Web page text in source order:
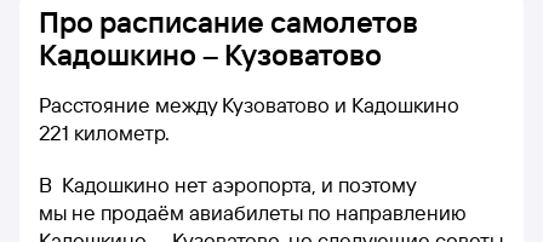
Про расписание самолетов
Кадошкино – Кузоватово
Расстояние между Кузоватово и Кадошкино
221 километр.
В Кадошкино нет аэропорта, и поэтому
мы не продаём авиабилеты по направлению